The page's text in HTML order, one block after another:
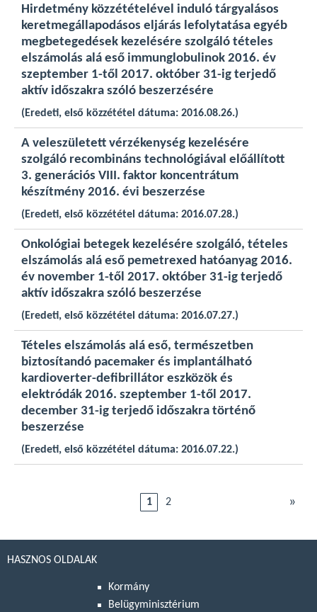
Hirdetmény közzétételével induló tárgyalásos
keretmegállapodásos eljárás lefolytatása egyéb
megbetegedések kezelésére szolgáló tételes
elszámolás alá eső immunglobulinok 2016. év
szeptember 1-től 2017. október 31-ig terjedő
aktív időszakra szóló beszerzésére
(Eredeti, első közzététel dátuma: 2016.08.26.)
A veleszületett vérzékenység kezelésére
szolgáló recombináns technológiával előállított
3. generációs VIII. faktor koncentrátum
készítmény 2016. évi beszerzése
(Eredeti, első közzététel dátuma: 2016.07.28.)
Onkológiai betegek kezelésére szolgáló, tételes
elszámolás alá eső pemetrexed hatóanyag 2016.
év november 1-től 2017. október 31-ig terjedő
aktív időszakra szóló beszerzése
(Eredeti, első közzététel dátuma: 2016.07.27.)
Tételes elszámolás alá eső, természetben
biztosítandó pacemaker és implantálható
kardioverter-defibrillátor eszközök és
elektródák 2016. szeptember 1-től 2017.
december 31-ig terjedő időszakra történő
beszerzése
(Eredeti, első közzététel dátuma: 2016.07.22.)
1 2 »
HASZNOS OLDALAK
Kormány
Belügyminisztérium